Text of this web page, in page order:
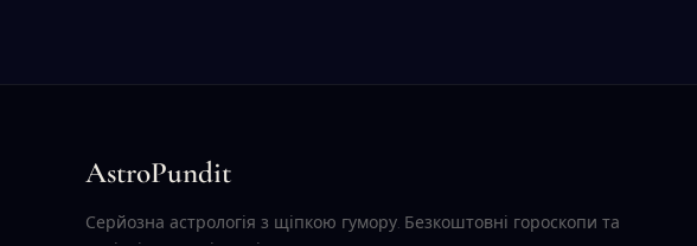
AstroPundit
Серйозна астрологія з щіпкою гумору. Безкоштовні гороскопи та